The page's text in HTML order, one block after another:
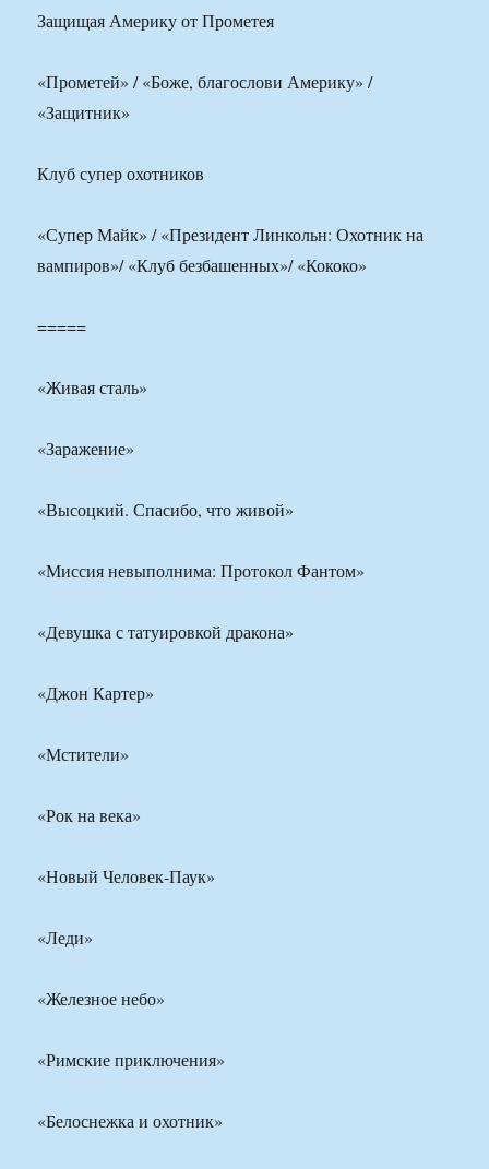
Защищая Америку от Прометея
«Прометей» / «Боже, благослови Америку» /
«Защитник»
Клуб супер охотников
«Супер Майк» / «Президент Линкольн: Охотник на
вампиров»/ «Клуб безбашенных»/ «Кококо»
=====
«Живая сталь»
«Заражение»
«Высоцкий. Спасибо, что живой»
«Миссия невыполнима: Протокол Фантом»
«Девушка с татуировкой дракона»
«Джон Картер»
«Мстители»
«Рок на века»
«Новый Человек-Паук»
«Леди»
«Железное небо»
«Римские приключения»
«Белоснежка и охотник»